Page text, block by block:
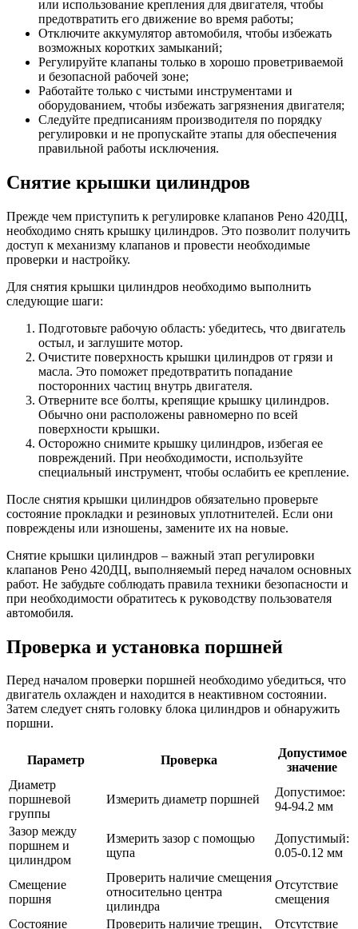
или использование крепления для двигателя, чтобы
предотвратить его движение во время работы;
Отключите аккумулятор автомобиля, чтобы избежать
возможных коротких замыканий;
Регулируйте клапаны только в хорошо проветриваемой
и безопасной рабочей зоне;
Работайте только с чистыми инструментами и
оборудованием, чтобы избежать загрязнения двигателя;
Следуйте предписаниям производителя по порядку
регулировки и не пропускайте этапы для обеспечения
правильной работы исключения.
Снятие крышки цилиндров
Прежде чем приступить к регулировке клапанов Рено 420ДЦ,
необходимо снять крышку цилиндров. Это позволит получить
доступ к механизму клапанов и провести необходимые
проверки и настройку.
Для снятия крышки цилиндров необходимо выполнить
следующие шаги:
Подготовьте рабочую область: убедитесь, что двигатель
остыл, и заглушите мотор.
Очистите поверхность крышки цилиндров от грязи и
масла. Это поможет предотвратить попадание
посторонних частиц внутрь двигателя.
Отверните все болты, крепящие крышку цилиндров.
Обычно они расположены равномерно по всей
поверхности крышки.
Осторожно снимите крышку цилиндров, избегая ее
повреждений. При необходимости, используйте
специальный инструмент, чтобы ослабить ее крепление.
После снятия крышки цилиндров обязательно проверьте
состояние прокладки и резиновых уплотнителей. Если они
повреждены или изношены, замените их на новые.
Снятие крышки цилиндров – важный этап регулировки
клапанов Рено 420ДЦ, выполняемый перед началом основных
работ. Не забудьте соблюдать правила техники безопасности и
при необходимости обратитесь к руководству пользователя
автомобиля.
Проверка и установка поршней
Перед началом проверки поршней необходимо убедиться, что
двигатель охлажден и находится в неактивном состоянии.
Затем следует снять головку блока цилиндров и обнаружить
поршни.
Параметр Проверка
Допустимое
значение
Диаметр
поршневой
группы
Измерить диаметр поршней
Допустимое:
94-94.2 мм
Зазор между
поршнем и
цилиндром
Измерить зазор с помощью
щупа
Допустимый:
0.05-0.12 мм
Смещение
поршня
Проверить наличие смещения
относительно центра
цилиндра
Отсутствие
смещения
Состояние
Проверить наличие трещин, Отсутствие